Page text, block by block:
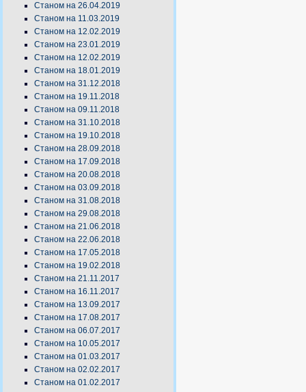
Станом на 26.04.2019
Станом на 11.03.2019
Станом на 12.02.2019
Станом на 23.01.2019
Станом на 12.02.2019
Станом на 18.01.2019
Станом на 31.12.2018
Станом на 19.11.2018
Станом на 09.11.2018
Станом на 31.10.2018
Станом на 19.10.2018
Станом на 28.09.2018
Станом на 17.09.2018
Станом на 20.08.2018
Станом на 03.09.2018
Станом на 31.08.2018
Станом на 29.08.2018
Станом на 21.06.2018
Станом на 22.06.2018
Станом на 17.05.2018
Станом на 19.02.2018
Станом на 21.11.2017
Станом на 16.11.2017
Станом на 13.09.2017
Станом на 17.08.2017
Станом на 06.07.2017
Станом на 10.05.2017
Станом на 01.03.2017
Станом на 02.02.2017
Станом на 01.02.2017